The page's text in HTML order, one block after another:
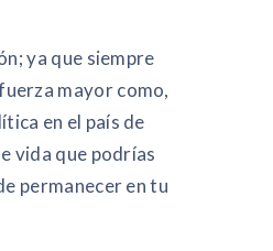
ya que siempre
mayor como,
en el país de
vida que podrías
permanecer en tu